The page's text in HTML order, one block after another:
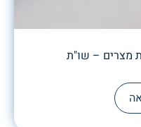
מצרים – שו"ת